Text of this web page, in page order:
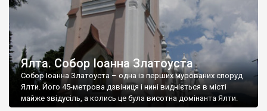
Ялта. Собор Іоанна Златоуста
Собор Іоанна Златоуста – одна із перших мурованих споруд
Ялти. Його 45-метрова дзвіниця і нині видніється в місті
майже звідусіль, а колись це була висотна домінанта Ялти.